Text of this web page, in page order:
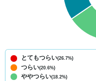
とてもつらい(26.7%)
つらい(20.6%)
ややつらい(18.2%)